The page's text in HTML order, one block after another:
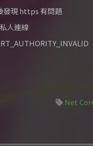
現 https 有問題
人連線
.Net